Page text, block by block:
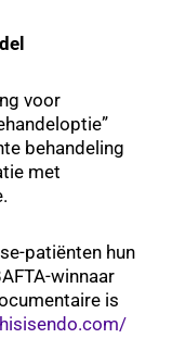
voor
behandeling
met
patiënten hun
winnaar
is